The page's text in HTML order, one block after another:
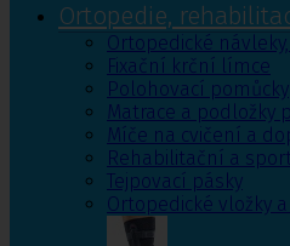
Ortopedie,
Ortopedické
Fixační krční límce
Polohovací pomůcky
Matrace a podložky
Míče na cvičení a
Rehabilitační a
Tejpovací pásky
Ortopedické vložky